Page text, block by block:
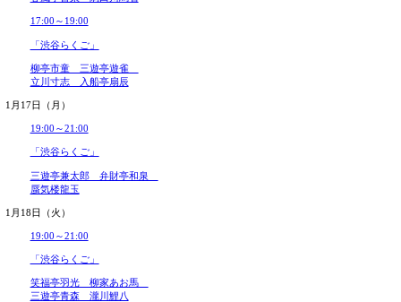
2023年06月
2023年05月
2023年04月
2023年03月
2023年02月
2023年01月
2022年12月
2022年10月
2022年08月
2022年07月
2022年06月
2022年05月
2022年04月
「渋谷らくご」
田辺いちか 柳家花緑
20:00～21:00
柳家緑太
1月16日（日）
11:00～12:30
「はやおきらくご」